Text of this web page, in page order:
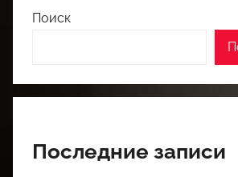
Поиск
Последние записи